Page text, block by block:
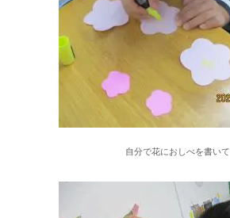
自分で花におしべを書いて